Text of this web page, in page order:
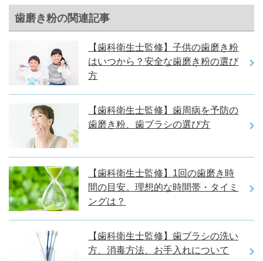
歯磨き粉の関連記事
【歯科衛生士監修】子供の歯磨き粉
はいつから？安全な歯磨き粉の選び
方
【歯科衛生士監修】歯周病を予防の
歯磨き粉、歯ブラシの選び方
【歯科衛生士監修】1回の歯磨き時
間の目安。理想的な時間帯・タイミ
ングは？
【歯科衛生士監修】歯ブラシの洗い
方、消毒方法、お手入れについて